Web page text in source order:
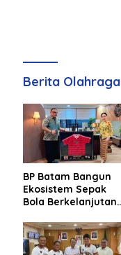
Berita Olahraga
BP Batam Bangun
Ekosistem Sepak
Bola Berkelanjutan
Premier FC